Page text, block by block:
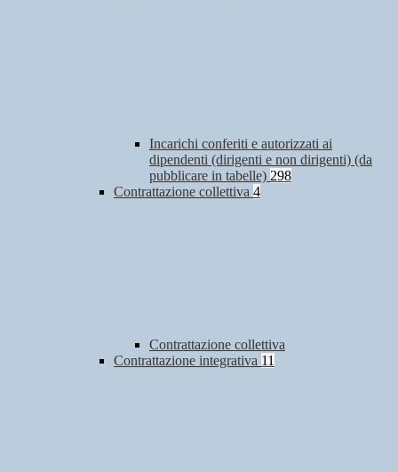
Incarichi conferiti e autorizzati ai
dipendenti (dirigenti e non dirigenti) (da
pubblicare in tabelle) 298
Contrattazione collettiva 4
Contrattazione collettiva
Contrattazione integrativa 11